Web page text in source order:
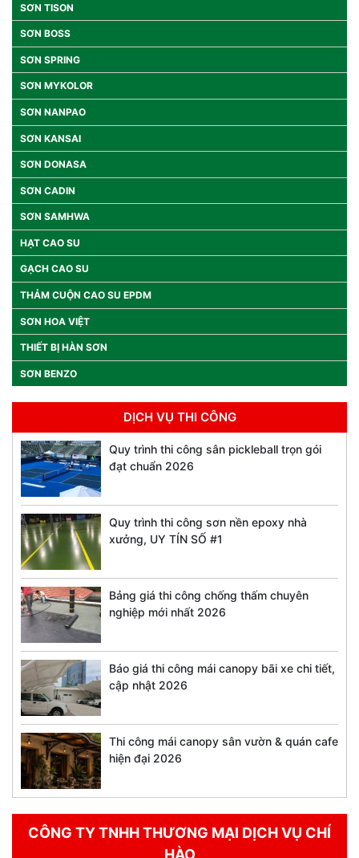
SƠN TISON
SƠN BOSS
SƠN SPRING
SƠN MYKOLOR
SƠN NANPAO
SƠN KANSAI
SƠN DONASA
SƠN CADIN
SƠN SAMHWA
HẠT CAO SU
GẠCH CAO SU
THẢM CUỘN CAO SU EPDM
SƠN HOA VIỆT
THIẾT BỊ HÀN SƠN
SƠN BENZO
DỊCH VỤ THI CÔNG
Quy trình thi công sân pickleball trọn gói
đạt chuẩn 2026
Quy trình thi công sơn nền epoxy nhà
xưởng, UY TÍN SỐ #1
Bảng giá thi công chống thấm chuyên
nghiệp mới nhất 2026
Báo giá thi công mái canopy bãi xe chi tiết,
cập nhật 2026
Thi công mái canopy sân vườn & quán cafe
hiện đại 2026
CÔNG TY TNHH THƯƠNG MẠI DỊCH VỤ CHÍ